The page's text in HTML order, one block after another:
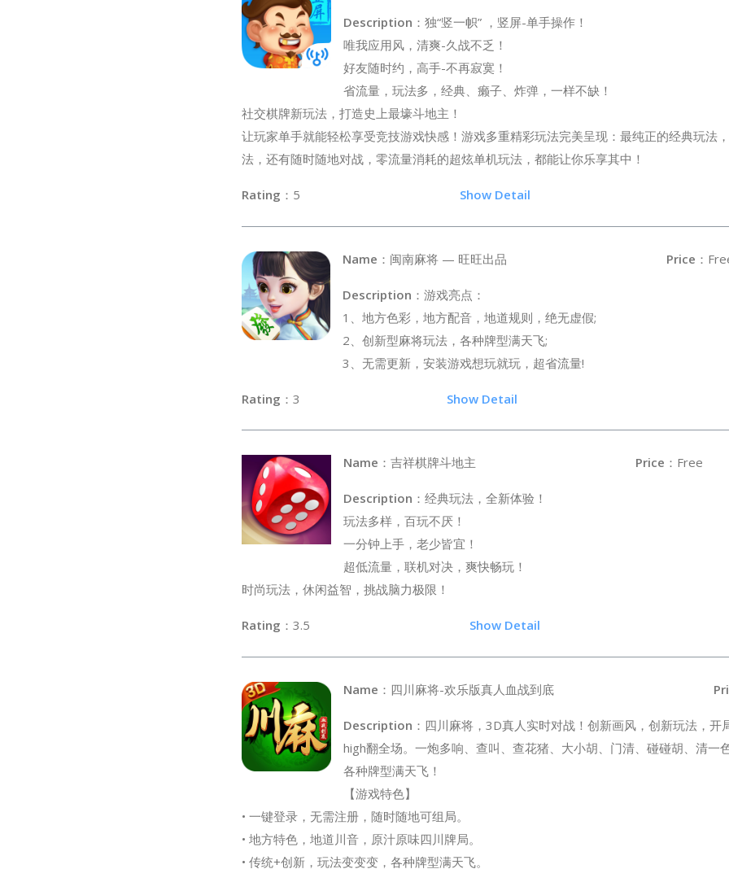
Description ：独“竖一帜” ，竖屏-单手操作！
唯我应用风，清爽-久战不乏！
好友随时约，高手-不再寂寞！
省流量，玩法多，经典、癞子、炸弹，一样不缺！
社交棋牌新玩法，打造史上最壕斗地主！
让玩家单手就能轻松享受竞技游戏快感！游戏多重精彩玩法完美呈现：最纯正的经典玩法
法，还有随时随地对战，零流量消耗的超炫单机玩法，都能让你乐享其中！
Rating ：5 Show Detail
Name ：闽南麻将 — 旺旺出品 Price ：
Description ：游戏亮点：
1、地方色彩，地方配音，地道规则，绝无虚假;
2、创新型麻将玩法，各种牌型满天飞;
3、无需更新，安装游戏想玩就玩，超省流量!
Rating ：3 Show Detail
Name ：吉祥棋牌斗地主 Price ：Free
Description ：经典玩法，全新体验！
玩法多样，百玩不厌！
一分钟上手，老少皆宜！
超低流量，联机对决，爽快畅玩！
时尚玩法，休闲益智，挑战脑力极限！
Rating ：3.5 Show Detail
Name ：四川麻将-欢乐版真人血战到底
Description ：四川麻将，3D真人实时对战！创新画风，创新玩法，开
high翻全场。一炮多响、查叫、查花猪、大小胡、门清、碰碰胡、清一
各种牌型满天飞！
【游戏特色】
• 一键登录，无需注册，随时随地可组局。
• 地方特色，地道川音，原汁原味四川牌局。
• 传统+创新，玩法变变变，各种牌型满天飞。